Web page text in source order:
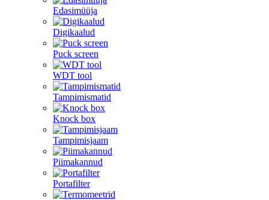
Edasimüüja
Digikaalud
Puck screen
WDT tool
Tampimismatid
Knock box
Tampimisjaam
Piimakannud
Portafilter